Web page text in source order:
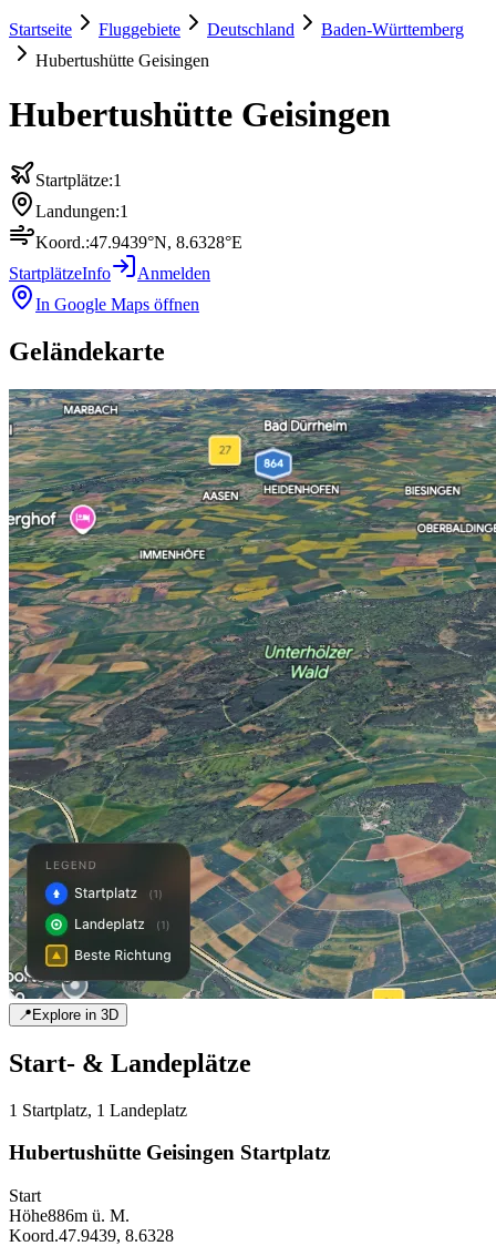
Startseite Fluggebiete Deutschland
Baden-Württemberg
Hubertushütte Geisingen
Hubertushütte Geisingen
Startplätze:1
Landungen:1
Koord.:47.9439°N, 8.6328°E
StartplätzeInfo
Anmelden
In Google Maps öffnen
Geländekarte
📍Explore in 3D
Start- & Landeplätze
1 Startplatz, 1 Landeplatz
Hubertushütte Geisingen Startplatz
Start
Höhe886m ü. M.
Koord.47.9439, 8.6328